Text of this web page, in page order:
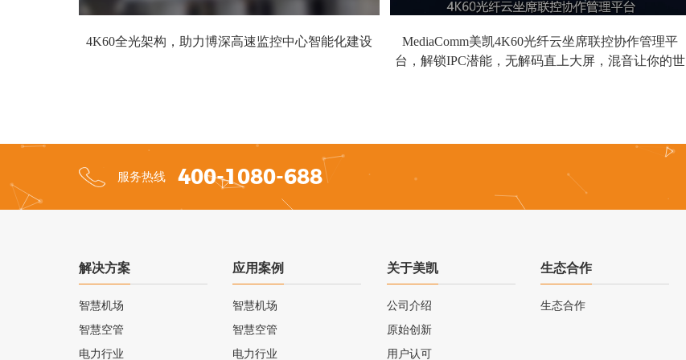
4K60全光架构，助力博深高速监控中心智能化建设
MediaComm美凯4K60光纤云坐席联控协作管理平
台，解锁IPC潜能，无解码直上大屏，混音让你的世
服务热线 400-1080-688
解决方案
智慧机场
智慧空管
电力行业
应用案例
智慧机场
智慧空管
电力行业
关于美凯
公司介绍
原始创新
用户认可
生态合作
生态合作